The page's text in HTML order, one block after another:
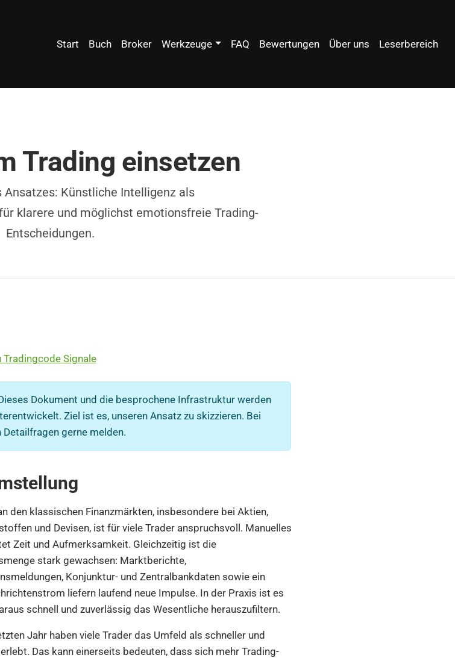
Start Buch Broker Werkzeuge FAQ Bewertungen Über uns Leserbereich
Trading einsetzen
Ansatzes: Künstliche Intelligenz als
klarere und möglichst emotionsfreie Trading-
Entscheidungen.
Signale
Dokument und die besprochene Infrastruktur werden
Ziel ist es, unseren Ansatz zu skizzieren. Bei
Detailfragen gerne melden.
den klassischen Finanzmärkten, insbesondere bei Aktien,
und Devisen, ist für viele Trader anspruchsvoll. Manuelles
Zeit und Aufmerksamkeit. Gleichzeitig ist die
stark gewachsen: Marktberichte,
Konjunktur- und Zentralbankdaten sowie ein
liefern laufend neue Impulse. In der Praxis ist es
schnell und zuverlässig das Wesentliche herauszufiltern.
Jahr haben viele Trader das Umfeld als schneller und
Das kann einerseits bedeuten, dass sich mehr Trading-